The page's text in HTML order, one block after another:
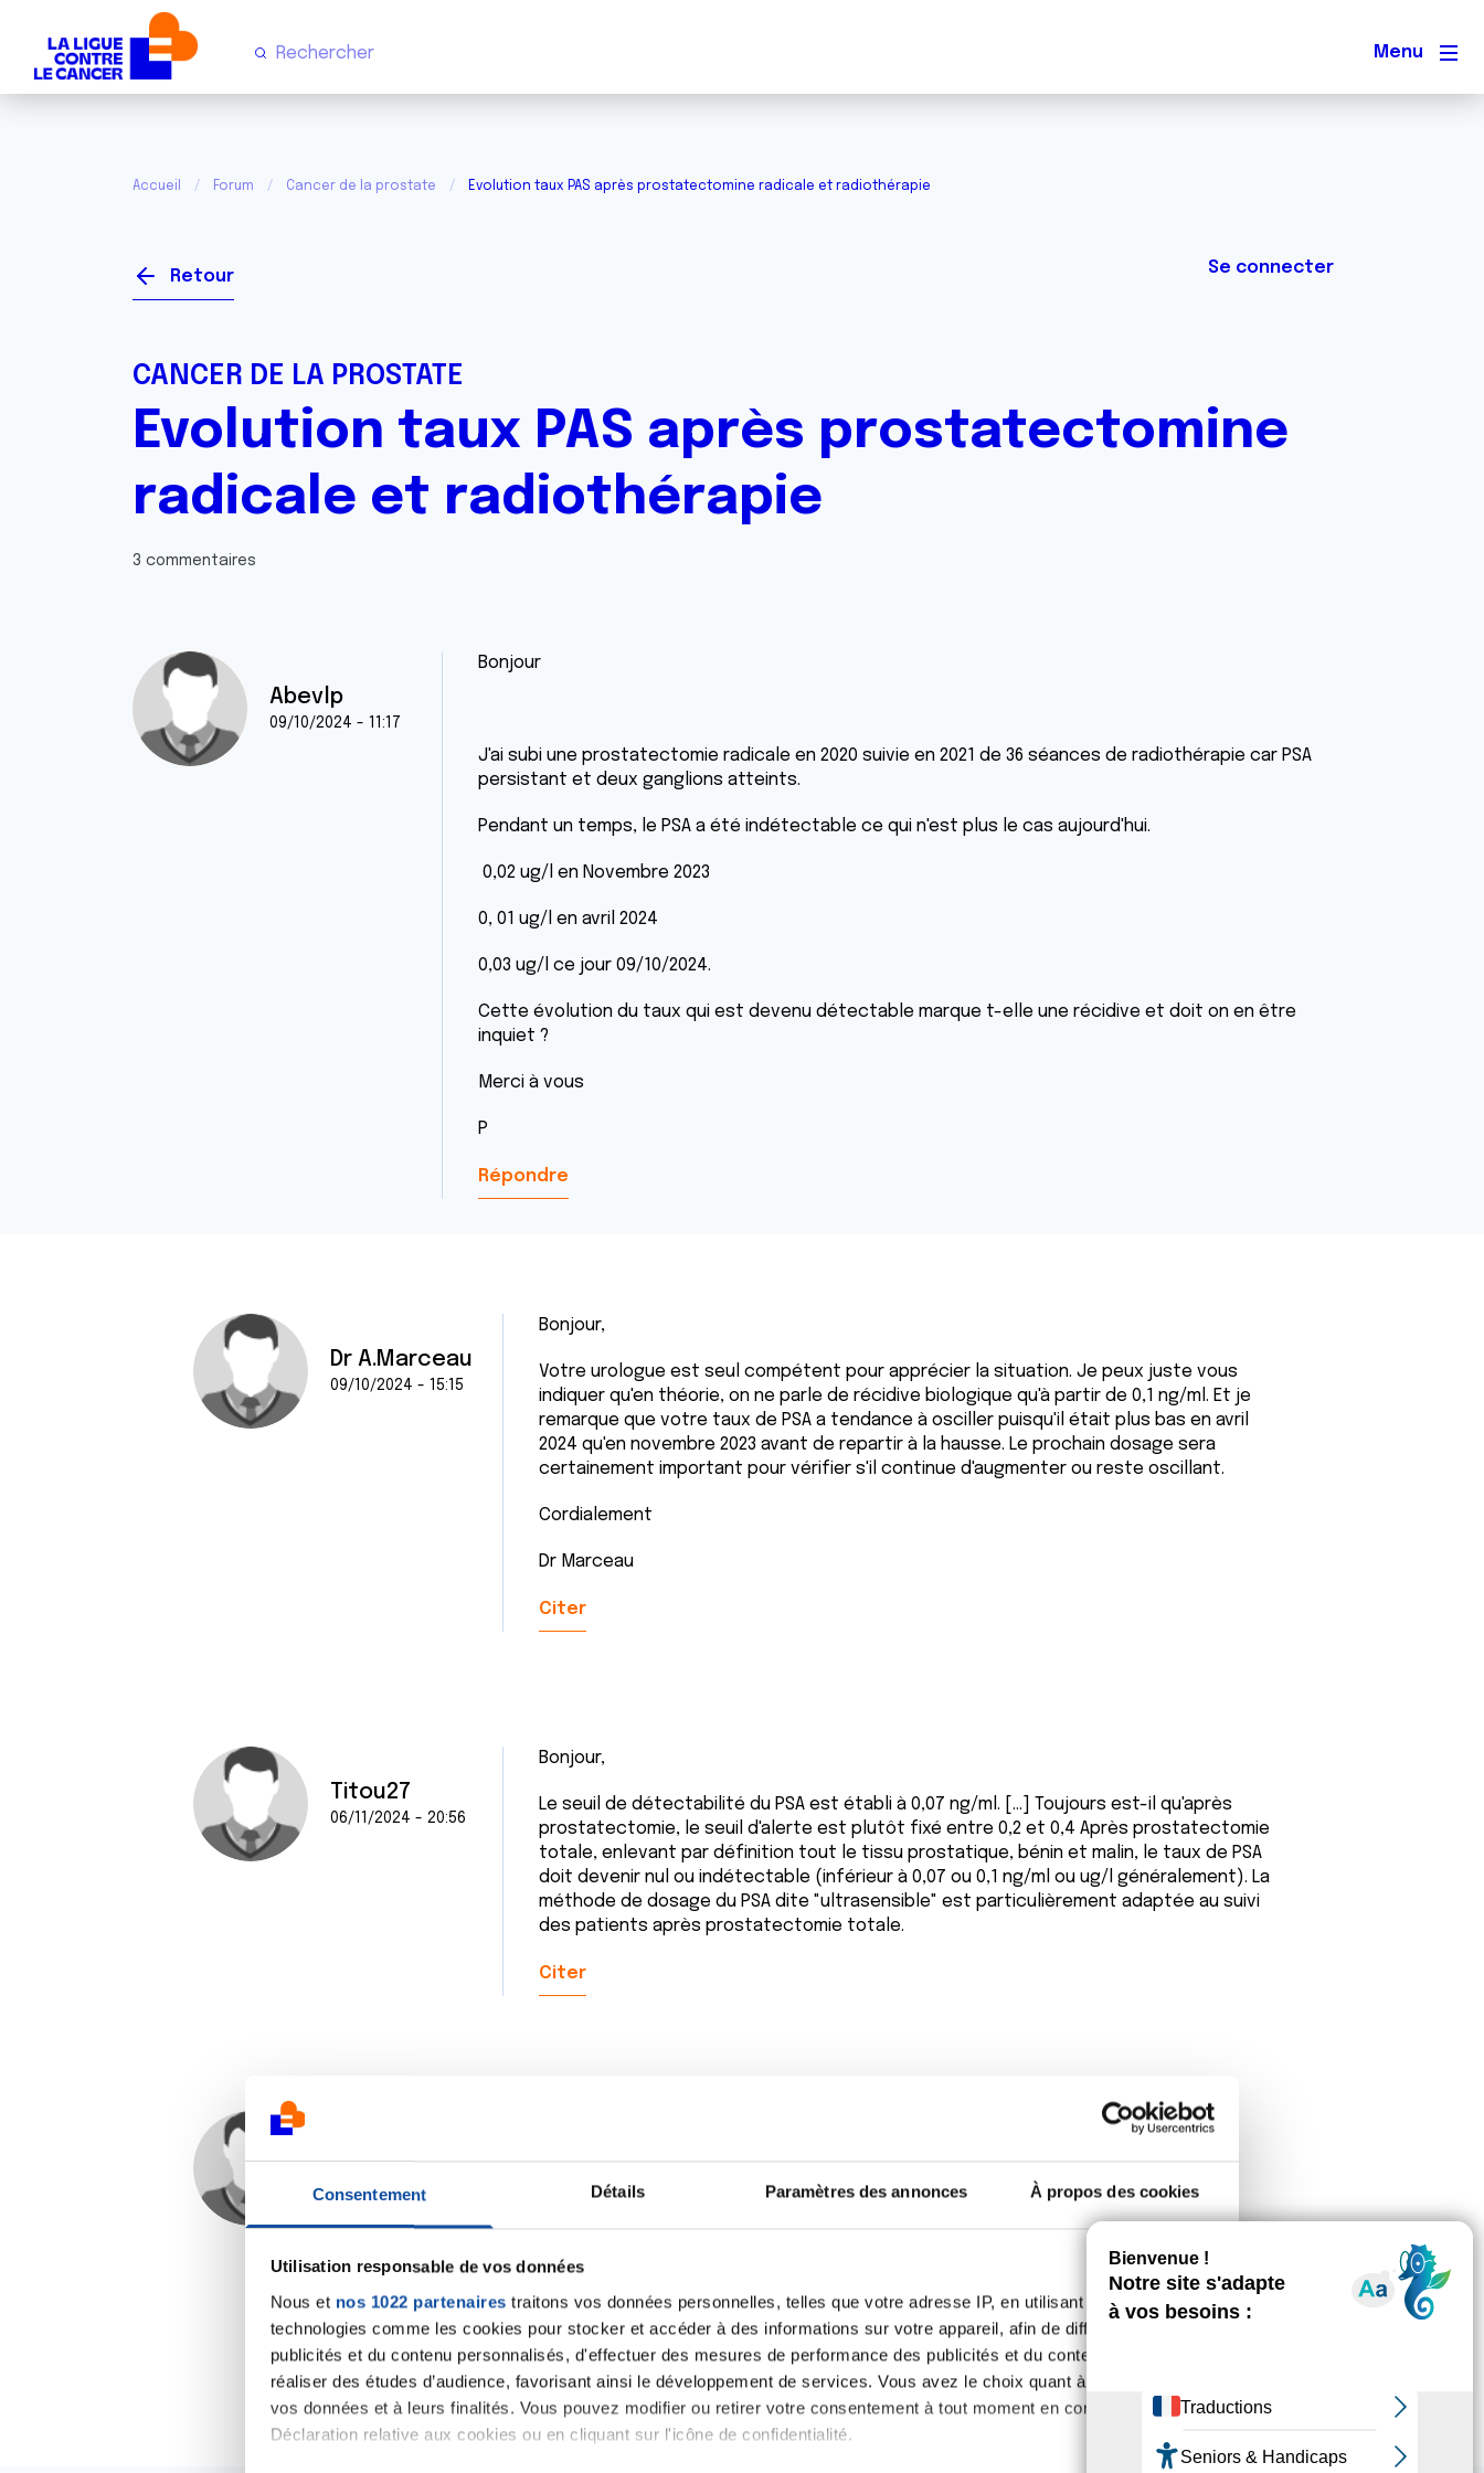
Consentement Détails Paramètres des annonces À propos des cookies
Utilisation responsable de vos données
Nous et nos 1022 partenaires traitons vos données personnelles, telles que votre adresse IP, en utilisant des
technologies comme les cookies pour stocker et accéder à des informations sur votre appareil, afin de diffuser des
publicités et du contenu personnalisés, d'effectuer des mesures de performance des publicités et du contenu, ainsi que de
réaliser des études d’audience, favorisant ainsi le développement de services. Vous avez le choix quant à l'utilisation de
vos données et à leurs finalités. Vous pouvez modifier ou retirer votre consentement à tout moment en consultant la
Déclaration relative aux cookies ou en cliquant sur l'icône de confidentialité.
Menu
Accueil Forum Cancer de la prostate Evolution taux PAS après prostatectomine radicale et radiothérapie
Retour Se connecter
CANCER DE LA PROSTATE
Evolution taux PAS après prostatectomine
radicale et radiothérapie
3 commentaires
Abevlp
09/10/2024 - 11:17
Bonjour
J'ai subi une prostatectomie radicale en 2020 suivie en 2021 de 36 séances de radiothérapie car PSA
persistant et deux ganglions atteints.
Pendant un temps, le PSA a été indétectable ce qui n'est plus le cas aujourd'hui.
0,02 ug/l en Novembre 2023
0, 01 ug/l en avril 2024
0,03 ug/l ce jour 09/10/2024.
Cette évolution du taux qui est devenu détectable marque t-elle une récidive et doit on en être
inquiet ?
Merci à vous
P
Répondre
Dr A.Marceau
09/10/2024 - 15:15
Bonjour,
Votre urologue est seul compétent pour apprécier la situation. Je peux juste vous
indiquer qu'en théorie, on ne parle de récidive biologique qu'à partir de 0,1 ng/ml. Et je
remarque que votre taux de PSA a tendance à osciller puisqu'il était plus bas en avril
2024 qu'en novembre 2023 avant de repartir à la hausse. Le prochain dosage sera
certainement important pour vérifier s'il continue d'augmenter ou reste oscillant.
Cordialement
Dr Marceau
Citer
Titou27
06/11/2024 - 20:56
Bonjour,
Le seuil de détectabilité du PSA est établi à 0,07 ng/ml. […] Toujours est-il qu'après
prostatectomie, le seuil d'alerte est plutôt fixé entre 0,2 et 0,4 Après prostatectomie
totale, enlevant par définition tout le tissu prostatique, bénin et malin, le taux de PSA
doit devenir nul ou indétectable (inférieur à 0,07 ou 0,1 ng/ml ou ug/l généralement). La
méthode de dosage du PSA dite "ultrasensible" est particulièrement adaptée au suivi
des patients après prostatectomie totale.
Citer
Titou27
Bon courage
Thierry
Citer